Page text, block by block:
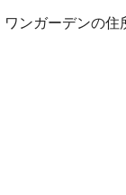
ワンガーデンの住